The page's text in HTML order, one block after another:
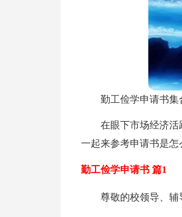
勤工俭学申请书集
在眼下市场经济活
一起来参考申请书是怎
勤工俭学申请书 篇1
尊敬的校领导、辅